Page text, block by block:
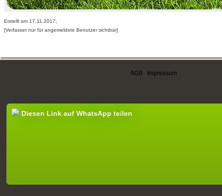
Erstellt am 17.11.2017,
[Verfasser nur für angemeldete Benutzer sichtbar]
AGB Impressum
Diesen Link auf WhatsApp teilen